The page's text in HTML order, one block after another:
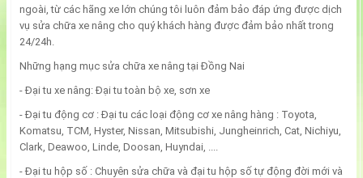
ngoài, từ các hãng xe lớn chúng tôi luôn đảm bảo đáp ứng được dịch
vụ sửa chữa xe nâng cho quý khách hàng được đảm bảo nhất trong
24/24h.
Những hạng mục sửa chữa xe nâng tại Đồng Nai
- Đại tu xe nâng: Đại tu toàn bộ xe, sơn xe
- Đại tu động cơ : Đại tu các loại động cơ xe nâng hàng : Toyota,
Komatsu, TCM, Hyster, Nissan, Mitsubishi, Jungheinrich, Cat, Nichiyu,
Clark, Deawoo, Linde, Doosan, Huyndai, ....
- Đại tu hộp số : Chuyên sửa chữa và đại tu hộp số tự động đời mới và